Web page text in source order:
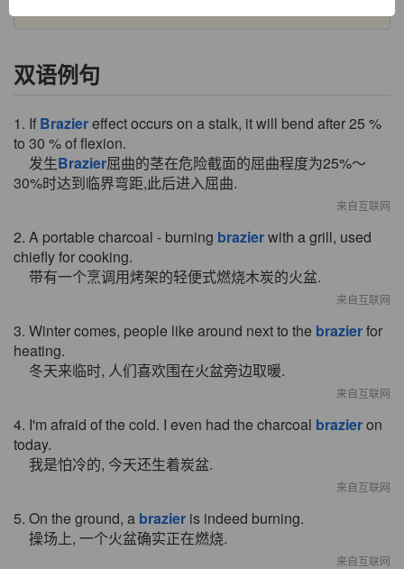
双语例句
1. If Braziereffect occurs on a stalk, it will bend after 25 %
to 30 % of flexion.
发生Brazier屈曲的茎在危险截面的屈曲程度为25%～
30%时达到临界弯距,此后进入屈曲.
来自互联网
2. A portable charcoal - burning brazierwith a grill, used
chiefly for cooking.
带有一个烹调用烤架的轻便式燃烧木炭的火盆.
来自互联网
3. Winter comes, people like around next to the brazierfor
heating.
冬天来临时, 人们喜欢围在火盆旁边取暖.
来自互联网
4. I'm afraid of the cold. I even had the charcoal brazieron
today.
我是怕冷的, 今天还生着炭盆.
来自互联网
5. On the ground, a brazier is indeed burning.
操场上, 一个火盆确实正在燃烧.
来自互联网